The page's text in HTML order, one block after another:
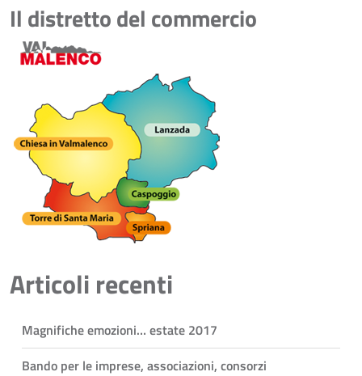
Il distretto del commercio
Articoli recenti
Magnifiche emozioni… estate 2017
Bando per le imprese, associazioni, consorzi